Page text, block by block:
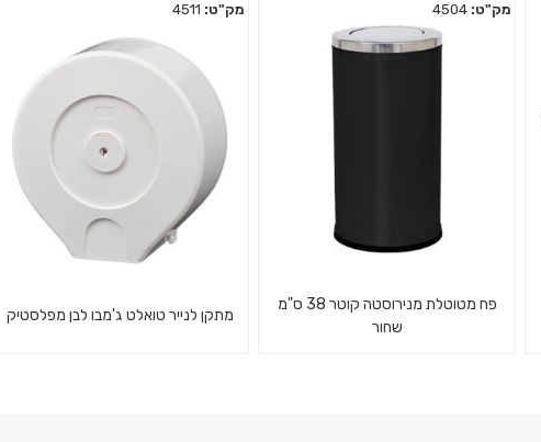
סכין, מזלג, כף וכפית מפלסטיק
קשיח בצבע שחור.
נוזל לניקוי רצפות ופרקטים, טבעי
וידידותי לסביבה
מק"ט:
פח מטוטלת מנירוסטה קוטר 38 ס"מ
שחור
מק"ט:
מתקן לנייר טואלט ג'מבו לבן מפלסטיק